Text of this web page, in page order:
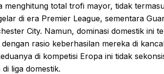
menghitung total trofi mayor, tidak
di era Premier League, sementara
City. Namun, dominasi domestik ini
rasio keberhasilan mereka di
di kompetisi Eropa ini tidak
liga domestik.